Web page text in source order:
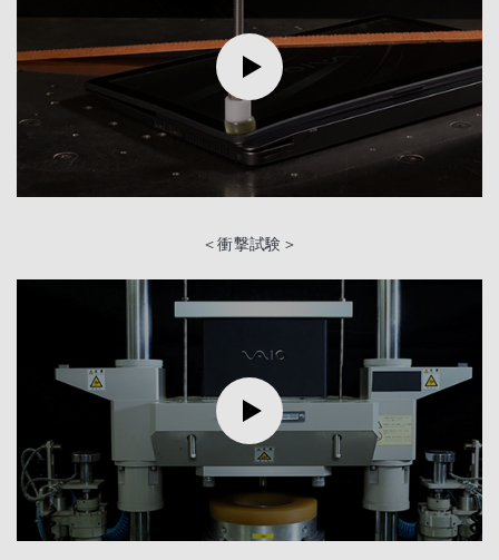
＜衝撃試験＞